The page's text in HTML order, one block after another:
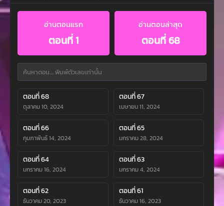
อ่านตอนแรก
ตอนที่ 1
อ่านตอนล่าสุด
ตอนที่ 68
ตอนที่ 68
ตุลาคม 10, 2024
ตอนที่ 67
เมษายน 11, 2024
ตอนที่ 66
กุมภาพันธ์ 14, 2024
ตอนที่ 65
มกราคม 28, 2024
ตอนที่ 64
มกราคม 16, 2024
ตอนที่ 63
มกราคม 4, 2024
ตอนที่ 62
ธันวาคม 20, 2023
ตอนที่ 61
ธันวาคม 16, 2023